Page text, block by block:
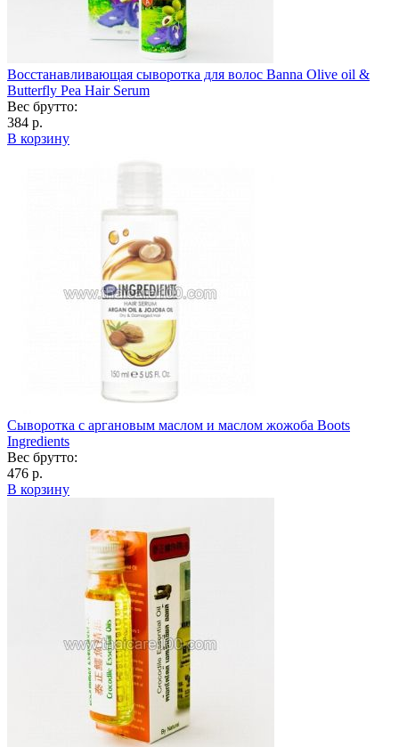
Восстанавливающая сыворотка для волос Banna Olive oil &
Butterfly Pea Hair Serum
Вес брутто:
384 р.
В корзину
Сыворотка с аргановым маслом и маслом жожоба Boots
Ingredients
Вес брутто:
476 р.
В корзину